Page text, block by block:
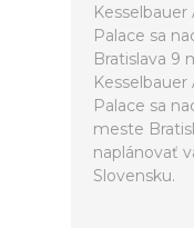
Palace sa
Bratislava 9
Palace sa
meste
naplánovať
Slovensku.